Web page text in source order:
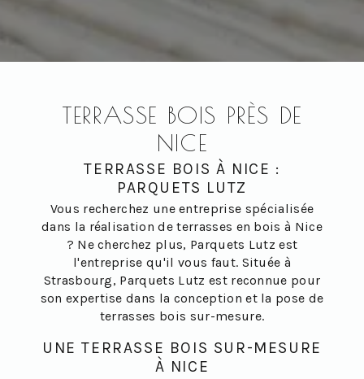
TERRASSE BOIS PRÈS DE
NICE
TERRASSE BOIS À NICE :
PARQUETS LUTZ
Vous recherchez une entreprise spécialisée
dans la réalisation de terrasses en bois à Nice
? Ne cherchez plus, Parquets Lutz est
l'entreprise qu'il vous faut. Située à
Strasbourg, Parquets Lutz est reconnue pour
son expertise dans la conception et la pose de
terrasses bois sur-mesure.
UNE TERRASSE BOIS SUR-MESURE
À NICE